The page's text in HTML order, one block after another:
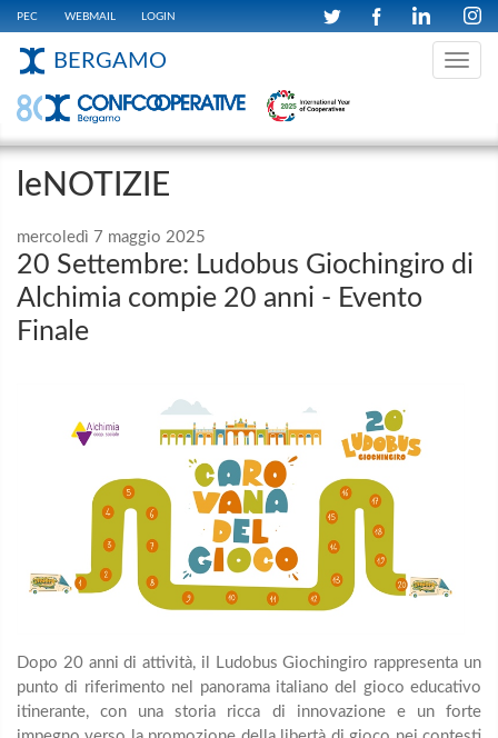
PEC WEBMAIL LOGIN
Toggle
BERGAMO
leNOTIZIE
mercoledì 7 maggio 2025
20 Settembre: Ludobus Giochingiro di
Alchimia compie 20 anni - Evento
Finale
Dopo 20 anni di attività, il Ludobus Giochingiro rappresenta un
punto di riferimento nel panorama italiano del gioco educativo
itinerante, con una storia ricca di innovazione e un forte